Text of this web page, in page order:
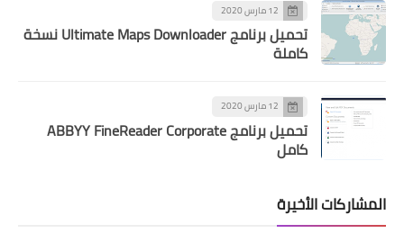
12 مارس 2020
تحميل برنامج Ultimate Maps Downloader نسخة
كاملة
12 مارس 2020
تحميل برنامج ABBYY FineReader Corporate
كامل
المشاركات الأخيرة